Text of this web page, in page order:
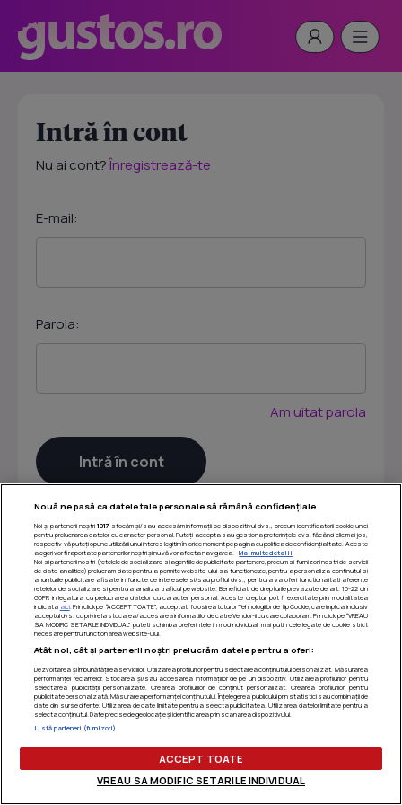
Intră în cont
Nu ai cont?Înregistrează-te
E-mail:
Parola:
Am uitat parola
Termeni si conditii|Politica de confidentialitate|Politica
de utilizare cookie-uri|Gestionați preferințele
Nouă ne pasă ca datele tale personale să rămână confidențiale
Noi și partenerii noștri 1017 stocăm și/sau accesăm informații pe dispozitivul dvs., precum identificatorii cookie unici
pentru prelucrarea datelor cu caracter personal. Puteți accepta sau gestiona preferințele dvs. făcând clic mai jos,
respectiv vă puteți opune utilizării unui interes legitim în orice moment pe pagina cu politica de confidențialitate. Aceste
alegeri vor fi raportate partenerilor noștri și nu vă vor afecta navigarea.
Mai multe detalii
Noi si partenerii nostri (retelele de socializare si agentiile de publicitate partenere, precum si furnizorii nostri de servicii
de date analitice) prelucram date pentru a permite website-ului sa functioneze, pentru a personaliza continutul si
anunturile publicitare afisate in functie de interesele si/sau profilul dvs., pentru a va oferi functionalitati aferente
retelelor de socializare si pentru a analiza traficul pe website. Beneficiati de drepturile prevazute de art. 15-22 din
GDPR in legatura cu prelucrarea datelor cu caracter personal. Aceste drepturi pot fi exercitate prin modalitatea
indicata aici. Prin click pe “ACCEPT TOATE”, acceptati folosirea tuturor Tehnologiilor de tip Cookie, care implica inclusiv
acceptul dvs. cu privire la stocarea/accesarea informatiilor de catre Vendor-ii cu care colaboram. Prin click pe “VREAU
SA MODIFIC SETARILE INDIVIDUAL” puteti schimba preferintele in mod individual, mai putin cele legate de cookie strict
necesare pentru functionarea website-ului.
Atât noi, cât și partenerii noștri prelucrăm datele pentru a oferi:
Dezvoltarea și îmbunătățirea serviciilor. Utilizarea profilurilor pentru selectarea conținutului personalizat. Măsurarea
performanței reclamelor. Stocarea și/sau accesarea informațiilor de pe un dispozitiv. Utilizarea profilurilor pentru
selectarea publicității personalizate. Crearea profilurilor de conținut personalizat. Crearea profilurilor pentru
publicitate personalizată. Măsurarea performanței conținutului. Înțelegerea publicului prin statistici sau combinații de
date din surse diferite. Utilizarea de date limitate pentru a selecta publicitatea. Utilizarea datelor limitate pentru a
selecta conținutul. Date precise de geolocație și identificarea prin scanarea dispozitivului.
Listă parteneri (furnizori)
ACCEPT TOATE
VREAU SA MODIFIC SETARILE INDIVIDUAL